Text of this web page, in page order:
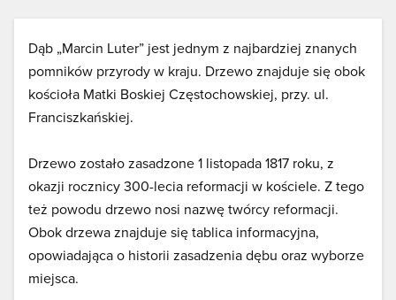
Dąb „Marcin Luter” jest jednym z najbardziej znanych
pomników przyrody w kraju. Drzewo znajduje się obok
kościoła Matki Boskiej Częstochowskiej, przy. ul.
Franciszkańskiej.
Drzewo zostało zasadzone 1 listopada 1817 roku, z
okazji rocznicy 300-lecia reformacji w kościele. Z tego
też powodu drzewo nosi nazwę twórcy reformacji.
Obok drzewa znajduje się tablica informacyjna,
opowiadająca o historii zasadzenia dębu oraz wyborze
miejsca.